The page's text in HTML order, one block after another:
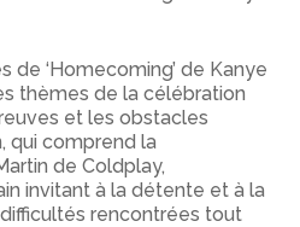
de ‘Homecoming’ de Kanye
thèmes de la célébration
et les obstacles
qui comprend la
de Coldplay,
invitant à la détente et à la
rencontrées tout